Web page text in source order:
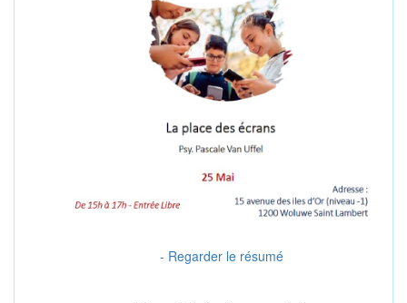
- Regarder le résumé